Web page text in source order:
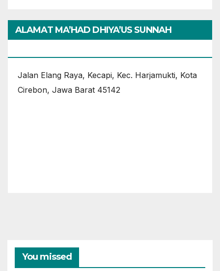
ALAMAT MA’HAD DHIYA’US SUNNAH
Jalan Elang Raya, Kecapi, Kec. Harjamukti, Kota
Cirebon, Jawa Barat 45142
You missed